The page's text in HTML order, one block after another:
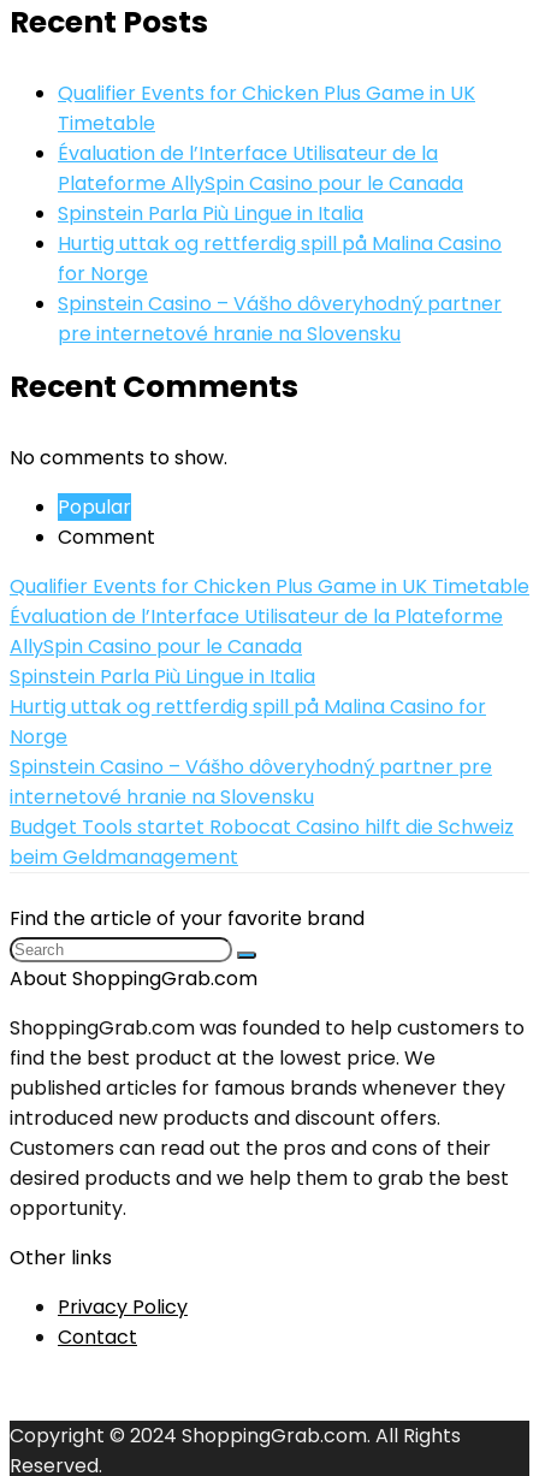
Recent Posts
Qualifier Events for Chicken Plus Game in UK
Timetable
Évaluation de l’Interface Utilisateur de la
Plateforme AllySpin Casino pour le Canada
Spinstein Parla Più Lingue in Italia
Hurtig uttak og rettferdig spill på Malina Casino
for Norge
Spinstein Casino – Vášho dôveryhodný partner
pre internetové hranie na Slovensku
Recent Comments
No comments to show.
Popular
Comment
Qualifier Events for Chicken Plus Game in UK Timetable
Évaluation de l’Interface Utilisateur de la Plateforme
AllySpin Casino pour le Canada
Spinstein Parla Più Lingue in Italia
Hurtig uttak og rettferdig spill på Malina Casino for
Norge
Spinstein Casino – Vášho dôveryhodný partner pre
internetové hranie na Slovensku
Budget Tools startet Robocat Casino hilft die Schweiz
beim Geldmanagement
Find the article of your favorite brand
About ShoppingGrab.com
ShoppingGrab.com was founded to help customers to
find the best product at the lowest price. We
published articles for famous brands whenever they
introduced new products and discount offers.
Customers can read out the pros and cons of their
desired products and we help them to grab the best
opportunity.
Other links
Privacy Policy
Contact
Copyright © 2024 ShoppingGrab.com. All Rights
Reserved.